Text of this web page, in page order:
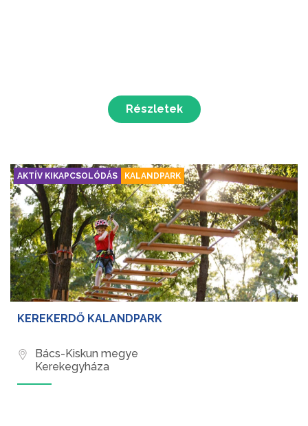
Részletek
AKTÍV KIKAPCSOLÓDÁS KALANDPARK
KEREKERDŐ KALANDPARK
Bács-Kiskun megye
Kerekegyháza